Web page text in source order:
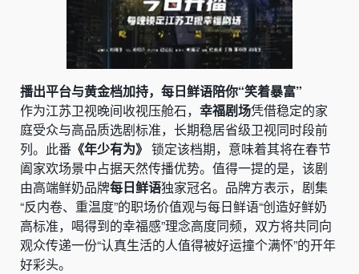
播出平台与黄金档加持，每日鲜语陪你“笑着暴富”
作为江苏卫视晚间收视压舱石， 幸福剧场凭借稳定的家
庭受众与高品质选剧标准，长期稳居省级卫视同时段前
列。此番 《年少有为》 锁定该档期，意味着其将在春节
阖家欢场景中占据天然传播优势。值得一提的是，该剧
由高端鲜奶品牌每日鲜语独家冠名。品牌方表示，剧集
“反内卷、重温度”的职场价值观与每日鲜语“创造好鲜奶
高标准，喝得到的幸福感”理念高度同频，双方将共同向
观众传递一份“认真生活的人值得被好运撞个满怀”的开年
好彩头。